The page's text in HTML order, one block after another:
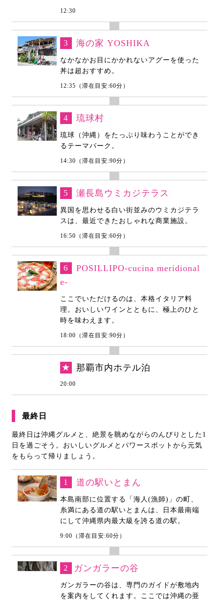
12:30
3 海の家 YOSHIKA
なかなかお目にかかれないアグーを使った
丼は超おすすめ。
12:35（滞在目安:60分）
4 琉球村
琉球（沖縄）をたっぷり味わうことができ
るテーマパーク。
14:30（滞在目安:90分）
5 瀬長島ウミカジテラス
異国を思わせる白い街並みのウミカジテラ
スは、最近できたおしゃれな商業施設。
16:50（滞在目安:60分）
6
POSILLIPO-cucina meridional
e-
ここでいただけるのは、本格イタリア料
理。おいしいワインとともに、極上のひと
時を味わえます。
18:00（滞在目安:90分）
★ 那覇市内ホテル泊
20:00
最終日
最終日は沖縄グルメと、絶景を眺めながらのんびりとした1
日を過ごそう。おいしいグルメとパワースポットから元気
をもらって帰りましょう。
1 道の駅いとまん
本島南部に位置する「海人(漁師)」の町、
糸満にある道の駅いとまんは、日本最南端
にして沖縄県内最大級を誇る道の駅。
9:00（滞在目安:60分）
2 ガンガラーの谷
ガンガラーの谷は、専門のガイドが敷地内
を案内をしてくれます。ここでは沖縄の亜